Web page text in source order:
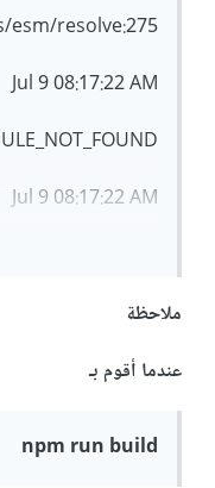
esm/resolve:275
Jul 9 08:17:22 AM
Jul 9 08:17:22 AM
Jul 9 08:17:22 AM
Jul 9 08:17:22 AM
ملاحظة
عندما أقوم بـ
npm run build